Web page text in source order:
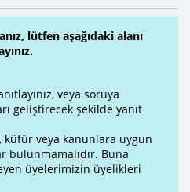
lütfen aşağıdaki alanı
veya soruya
geliştirecek şekilde yanıt
küfür veya kanunlara uygun
bulunmamalıdır. Buna
üyelerimizin üyelikleri